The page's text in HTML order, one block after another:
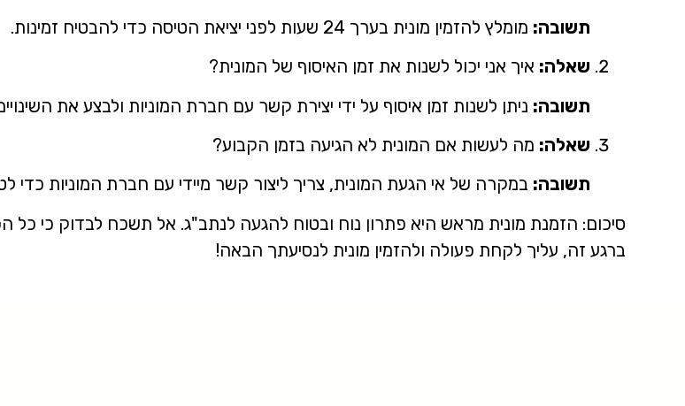
תשובה: מומלץ להזמין מונית בערך 24 שעות לפני יציאת הטיסה כדי להבטיח זמינות.
שאלה: איך אני יכול לשנות את זמן האיסוף של המונית?
תשובה: ניתן לשנות זמן איסוף על ידי יצירת קשר עם חברת המוניות ולבצע את
שאלה: מה לעשות אם המונית לא הגיעה בזמן הקבוע?
תשובה: במקרה של אי הגעת המונית, צריך ליצור קשר מיידי עם חברת המוניות כדי
סיכום: הזמנת מונית מראש היא פתרון נוח ובטוח להגעה לנתב"ג. אל תשכח לבדוק כי כל
ברגע זה, עליך לקחת פעולה ולהזמין מונית לנסיעתך הבאה!